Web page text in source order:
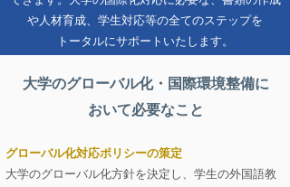
や人材育成、学生対応等の全てのステップを
トータルにサポートいたします。
大学のグローバル化・国際環境整備に
おいて必要なこと
グローバル化対応ポリシーの策定
大学のグローバル化方針を決定し、学生の外国語教